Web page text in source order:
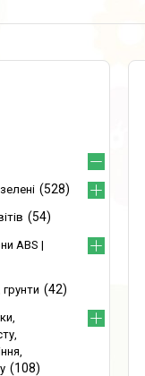
528
54
ABS |
42
108